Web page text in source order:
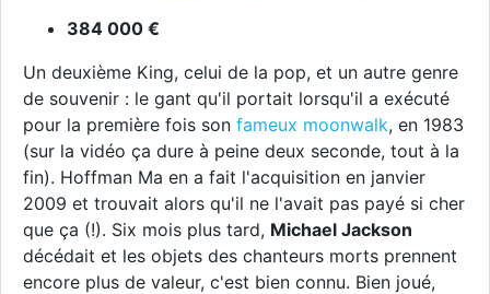
384 000 €
Un deuxième King, celui de la pop, et un autre genre
de souvenir : le gant qu'il portait lorsqu'il a exécuté
pour la première fois son fameux moonwalk, en 1983
(sur la vidéo ça dure à peine deux seconde, tout à la
fin). Hoffman Ma en a fait l'acquisition en janvier
2009 et trouvait alors qu'il ne l'avait pas payé si cher
que ça (!). Six mois plus tard, Michael Jackson
décédait et les objets des chanteurs morts prennent
encore plus de valeur, c'est bien connu. Bien joué,